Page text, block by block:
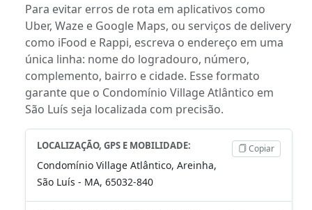
Para evitar erros de rota em aplicativos como
Uber, Waze e Google Maps, ou serviços de delivery
como iFood e Rappi, escreva o endereço em uma
única linha: nome do logradouro, número,
complemento, bairro e cidade. Esse formato
garante que o Condomínio Village Atlântico em
São Luís seja localizada com precisão.
LOCALIZAÇÃO, GPS E MOBILIDADE:
Condomínio Village Atlântico, Areinha,
São Luís - MA, 65032-840
Copiar